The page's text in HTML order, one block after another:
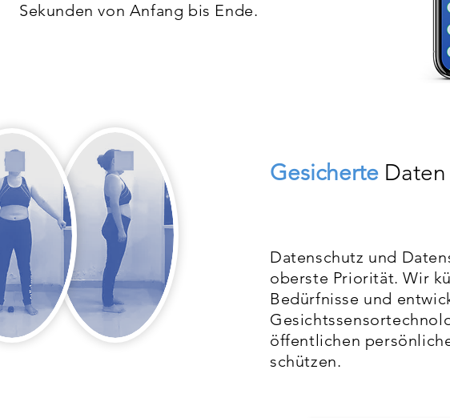
Sekunden von Anfang bis Ende.
Gesicherte Daten
Datenschutz und
oberste Priorität. Wir
Bedürfnisse und
öffentlichen
schützen.